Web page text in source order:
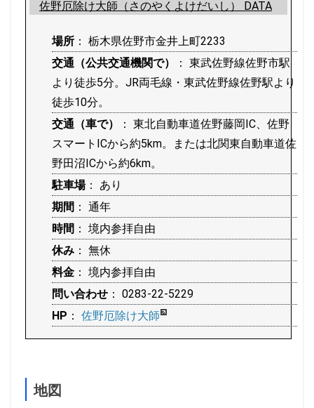
佐野厄除け大師（さのやくよけだいし） DATA
場所 ： 栃木県佐野市金井上町2233
交通（公共交通機関で）
： 東武佐野線佐野市駅
より徒歩5分。JR両毛線・東武佐野線佐野駅より
徒歩10分。
交通（車で）
： 東北自動車道佐野藤岡IC、佐野
スマートICから約5km。または北関東自動車道佐
野田沼ICから約6km。
駐車場： あり
期間 ： 通年
時間 ： 境内参拝自由
休み ： 無休
料金 ： 境内参拝自由
問い合わせ ： 0283-22-5229
HP ： 佐野厄除け大師
地図